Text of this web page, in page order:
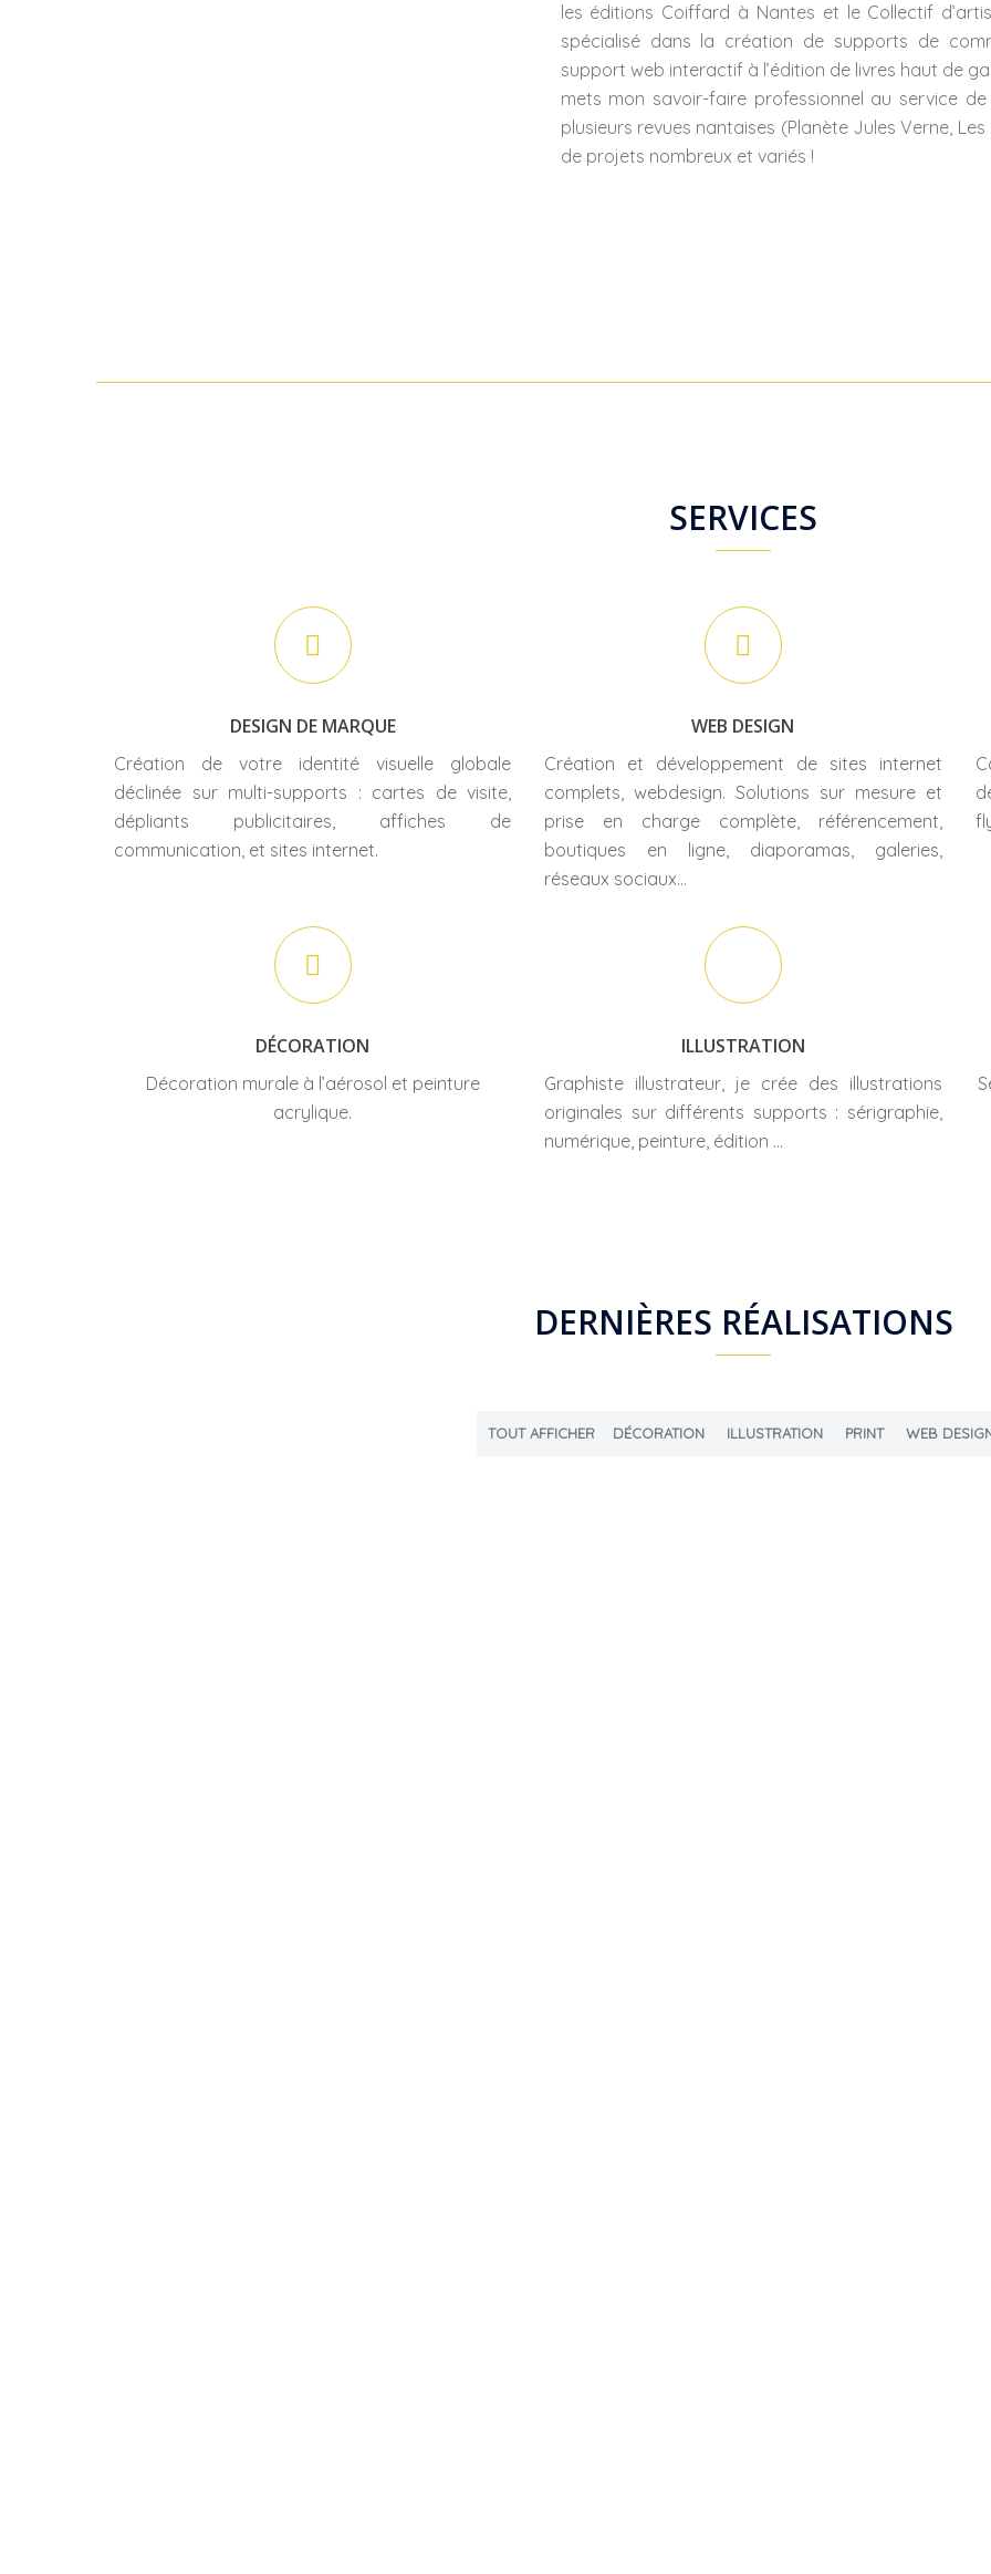
les éditions Coiffard à Nantes et le Collectif
spécialisé dans la création de supports de
support web interactif à l’édition de livres haut de
mets mon savoir-faire professionnel au service
plusieurs revues nantaises (Planète Jules Verne,
de projets nombreux et variés !
SERVICES
DESIGN DE MARQUE
Création de votre identité visuelle globale
déclinée sur multi-supports : cartes de visite,
dépliants publicitaires, affiches de
communication, et sites internet.
WEB DESIGN
Création et développement de sites internet
complets, webdesign. Solutions sur mesure et
prise en charge complète, référencement,
boutiques en ligne, diaporamas, galeries,
réseaux sociaux…
DÉCORATION
Décoration murale à l’aérosol et peinture
acrylique.
ILLUSTRATION
Graphiste illustrateur, je crée des illustrations
originales sur différents supports : sérigraphie,
numérique, peinture, édition …
DERNIÈRES RÉALISATIONS
TOUT AFFICHER DÉCORATION ILLUSTRATION PRINT WEB